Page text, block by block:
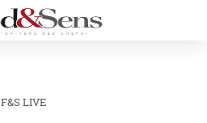
F&S LIVE